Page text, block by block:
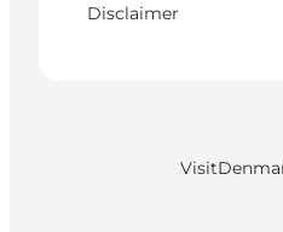
Disclaimer